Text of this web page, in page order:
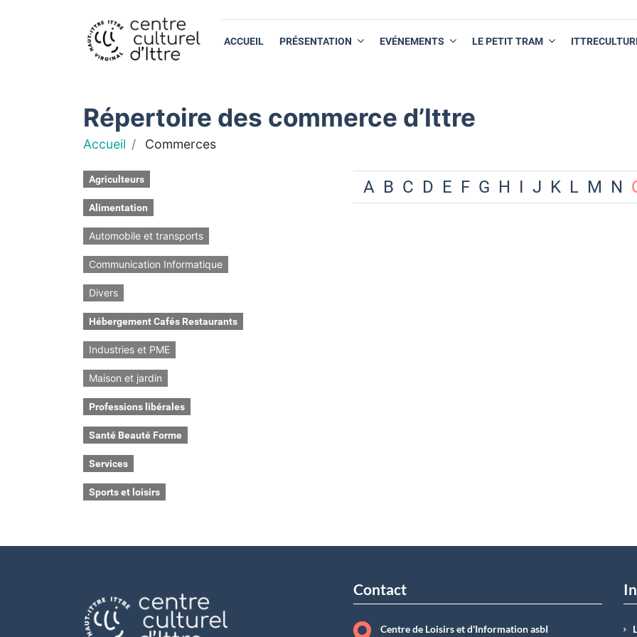
ACCUEIL PRÉSENTATION EVÉNEMENTS LE PETIT TRAM
Répertoire des commerce d’Ittre
Accueil Commerces
Agriculteurs
Alimentation
Automobile et transports
Communication Informatique
Divers
Hébergement Cafés Restaurants
Industries et PME
Maison et jardin
Professions libérales
Santé Beauté Forme
Services
Sports et loisirs
A B C D E F G H I J K L M N
Contact
Centre de Loisirs et d'Information asbI